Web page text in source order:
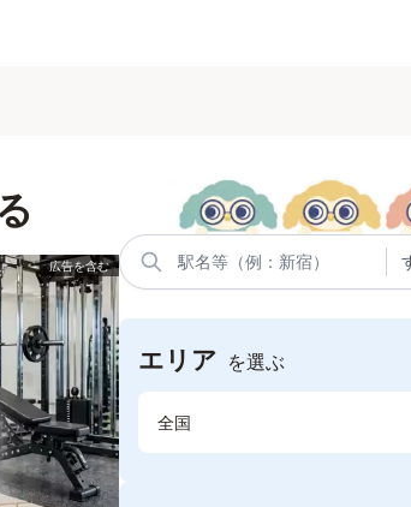
エリア を選ぶ
全国